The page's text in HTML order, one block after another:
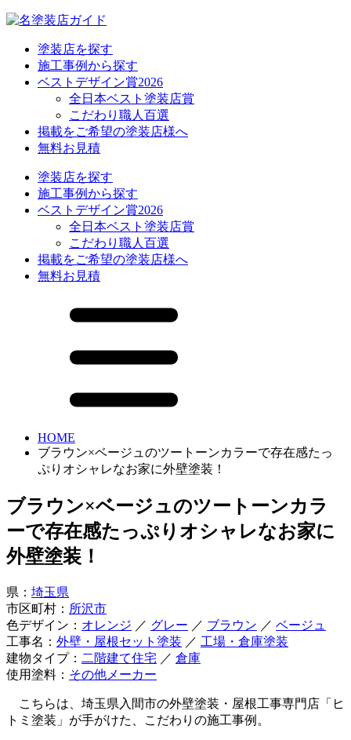
塗装店を探す
施工事例から探す
ベストデザイン賞2026
全日本ベスト塗装店賞
こだわり職人百選
掲載をご希望の塗装店様へ
無料お見積
塗装店を探す
施工事例から探す
ベストデザイン賞2026
全日本ベスト塗装店賞
こだわり職人百選
掲載をご希望の塗装店様へ
無料お見積
HOME
ブラウン×ベージュのツートーンカラーで存在感たっ
ぷりオシャレなお家に外壁塗装！
ブラウン×ベージュのツートーンカラ
ーで存在感たっぷりオシャレなお家に
外壁塗装！
県： 埼玉県
市区町村： 所沢市
色デザイン： オレンジ ／ グレー ／ ブラウン ／ ベージュ
工事名： 外壁・屋根セット塗装 ／ 工場・倉庫塗装
建物タイプ： 二階建て住宅 ／ 倉庫
使用塗料： その他メーカー
こちらは、埼玉県入間市の外壁塗装・屋根工事専門店「ヒ
トミ塗装」が手がけた、こだわりの施工事例。